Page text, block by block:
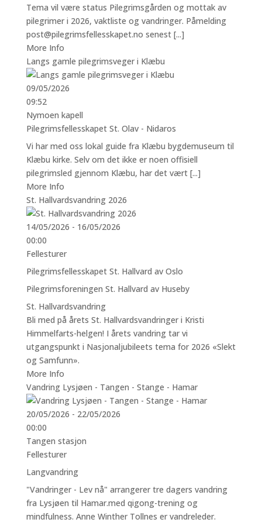
Tema vil være status Pilegrimsgården og mottak av
pilegrimer i 2026, vaktliste og vandringer. Påmelding
post@pilegrimsfellesskapet.no senest [...]
More Info
Langs gamle pilegrimsveger i Klæbu
09/05/2026
09:52
Nymoen kapell
Pilegrimsfellesskapet St. Olav - Nidaros
Vi har med oss lokal guide fra Klæbu bygdemuseum til
Klæbu kirke. Selv om det ikke er noen offisiell
pilegrimsled gjennom Klæbu, har det vært [...]
More Info
St. Hallvardsvandring 2026
14/05/2026 - 16/05/2026
00:00
Fellesturer
Pilegrimsfellesskapet St. Hallvard av Oslo
Pilegrimsforeningen St. Hallvard av Huseby
St. Hallvardsvandring
Bli med på årets St. Hallvardsvandringer i Kristi
Himmelfarts-helgen! I årets vandring tar vi
utgangspunkt i Nasjonaljubileets tema for 2026 «Slekt
og Samfunn».
More Info
Vandring Lysjøen - Tangen - Stange - Hamar
20/05/2026 - 22/05/2026
00:00
Tangen stasjon
Fellesturer
Langvandring
"Vandringer - Lev nå" arrangerer tre dagers vandring
fra Lysjøen til Hamar.med qigong-trening og
mindfulness. Anne Winther Tollnes er vandreleder.